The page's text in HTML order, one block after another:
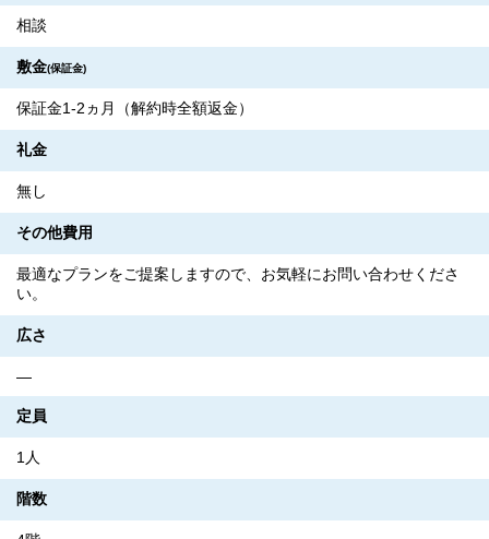
相談
敷金(保証金)
保証金1-2ヵ月（解約時全額返金）
礼金
無し
その他費用
最適なプランをご提案しますので、お気軽にお問い合わせくださ
い。
広さ
―
定員
1人
階数